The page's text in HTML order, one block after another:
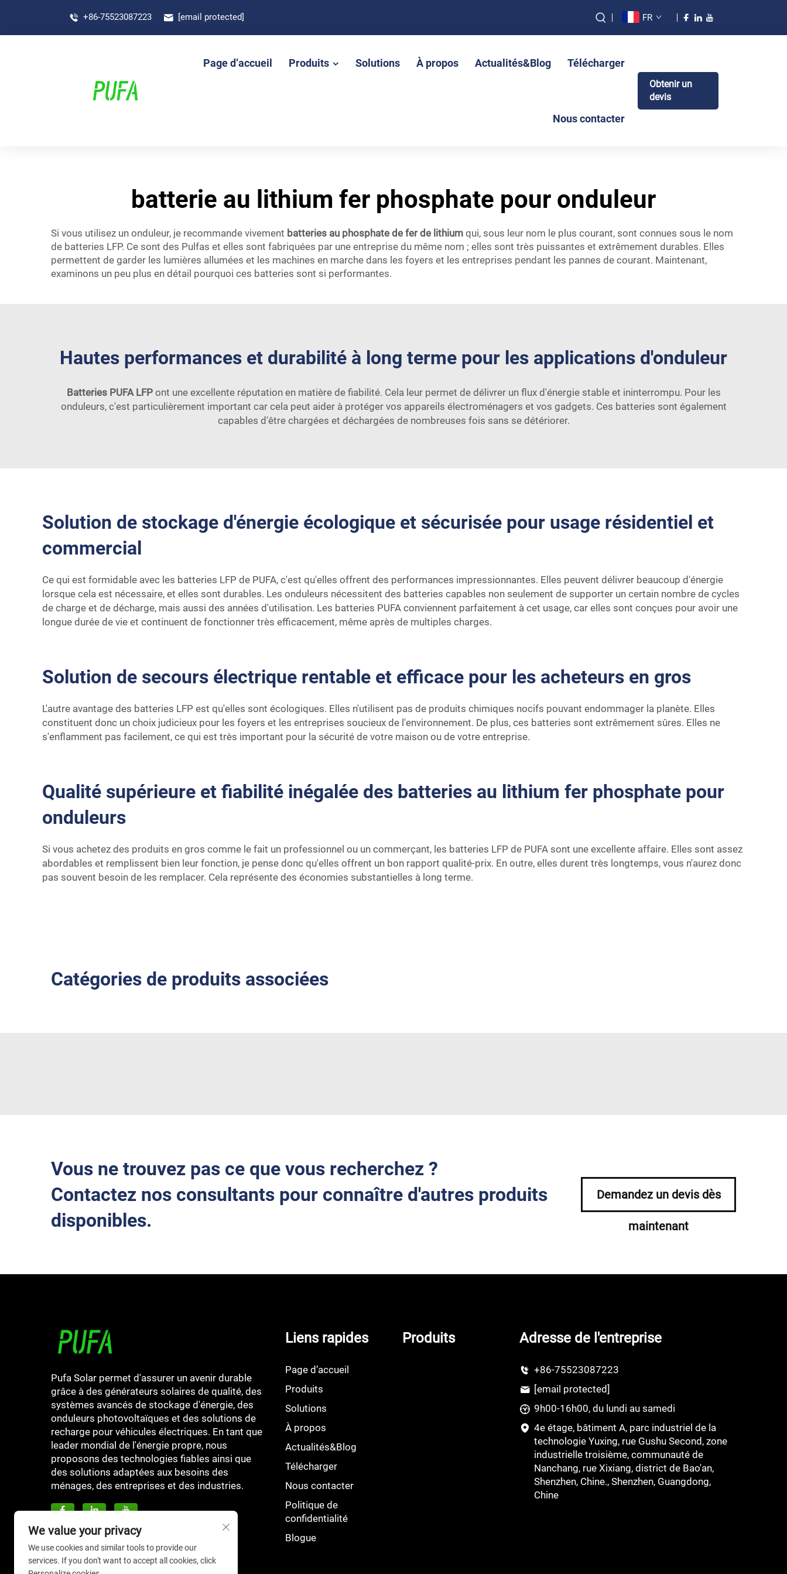
+86-75523087223 [email protected] FR
Page d’accueil Produits Solutions À propos Actualités&Blog Télécharger
Nous contacter
Obtenir un
devis
batterie au lithium fer phosphate pour onduleur
Si vous utilisez un onduleur, je recommande vivement batteries au phosphate de fer de lithium qui, sous leur nom le plus courant, sont connues sous le nom
de batteries LFP. Ce sont des Pulfas et elles sont fabriquées par une entreprise du même nom ; elles sont très puissantes et extrêmement durables. Elles
permettent de garder les lumières allumées et les machines en marche dans les foyers et les entreprises pendant les pannes de courant. Maintenant,
examinons un peu plus en détail pourquoi ces batteries sont si performantes.
Hautes performances et durabilité à long terme pour les applications d'onduleur
Batteries PUFA LFP ont une excellente réputation en matière de fiabilité. Cela leur permet de délivrer un flux d'énergie stable et ininterrompu. Pour les
onduleurs, c'est particulièrement important car cela peut aider à protéger vos appareils électroménagers et vos gadgets. Ces batteries sont également
capables d'être chargées et déchargées de nombreuses fois sans se détériorer.
Solution de stockage d'énergie écologique et sécurisée pour usage résidentiel et
commercial
Ce qui est formidable avec les batteries LFP de PUFA, c'est qu'elles offrent des performances impressionnantes. Elles peuvent délivrer beaucoup d'énergie
lorsque cela est nécessaire, et elles sont durables. Les onduleurs nécessitent des batteries capables non seulement de supporter un certain nombre de cycles
de charge et de décharge, mais aussi des années d'utilisation. Les batteries PUFA conviennent parfaitement à cet usage, car elles sont conçues pour avoir une
longue durée de vie et continuent de fonctionner très efficacement, même après de multiples charges.
Solution de secours électrique rentable et efficace pour les acheteurs en gros
L'autre avantage des batteries LFP est qu'elles sont écologiques. Elles n'utilisent pas de produits chimiques nocifs pouvant endommager la planète. Elles
constituent donc un choix judicieux pour les foyers et les entreprises soucieux de l'environnement. De plus, ces batteries sont extrêmement sûres. Elles ne
s'enflamment pas facilement, ce qui est très important pour la sécurité de votre maison ou de votre entreprise.
Qualité supérieure et fiabilité inégalée des batteries au lithium fer phosphate pour
onduleurs
Si vous achetez des produits en gros comme le fait un professionnel ou un commerçant, les batteries LFP de PUFA sont une excellente affaire. Elles sont assez
abordables et remplissent bien leur fonction, je pense donc qu'elles offrent un bon rapport qualité-prix. En outre, elles durent très longtemps, vous n'aurez donc
pas souvent besoin de les remplacer. Cela représente des économies substantielles à long terme.
Catégories de produits associées
Vous ne trouvez pas ce que vous recherchez ?
Contactez nos consultants pour connaître d'autres produits
disponibles.
Demandez un devis dès
maintenant
Pufa Solar permet d'assurer un avenir durable
grâce à des générateurs solaires de qualité, des
systèmes avancés de stockage d'énergie, des
onduleurs photovoltaïques et des solutions de
recharge pour véhicules électriques. En tant que
leader mondial de l'énergie propre, nous
proposons des technologies fiables ainsi que
des solutions adaptées aux besoins des
ménages, des entreprises et des industries.
Liens rapides
Page d’accueil
Produits
Solutions
À propos
Actualités&Blog
Télécharger
Nous contacter
Politique de
confidentialité
Blogue
Produits Adresse de l'entreprise
+86-75523087223
[email protected]
9h00-16h00, du lundi au samedi
4e étage, bâtiment A, parc industriel de la
technologie Yuxing, rue Gushu Second, zone
industrielle troisième, communauté de
Nanchang, rue Xixiang, district de Bao'an,
Shenzhen, Chine., Shenzhen, Guangdong,
Chine
We value your privacy
We use cookies and similar tools to provide our
services. If you don't want to accept all cookies, click